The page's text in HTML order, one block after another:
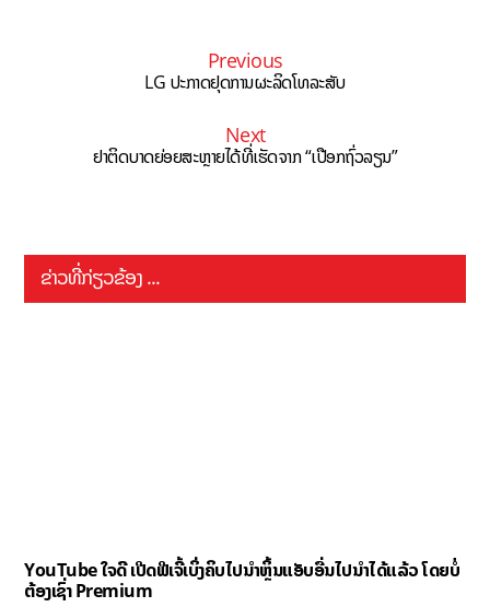
Previous
LG ປະກາດຢຸດການຜະລິດໂທລະສັບ
Next
ຢາຕິດບາດຍ່ອຍສະຫຼາຍໄດ້ທີ່ເຮັດຈາກ “ເປືອກຖົ່ວລຽນ”
ຂ່າວທີ່ກ່ຽວຂ້ອງ ...
YouTube ໃຈດີ ເປີດຟີເຈີ້ເບິ່ງຄິບໄປນຳຫຼິ້ນແອັບອື່ນໄປນຳໄດ້ແລ້ວ ໂດຍບໍ່
ຕ້ອງເຊົ່າ Premium